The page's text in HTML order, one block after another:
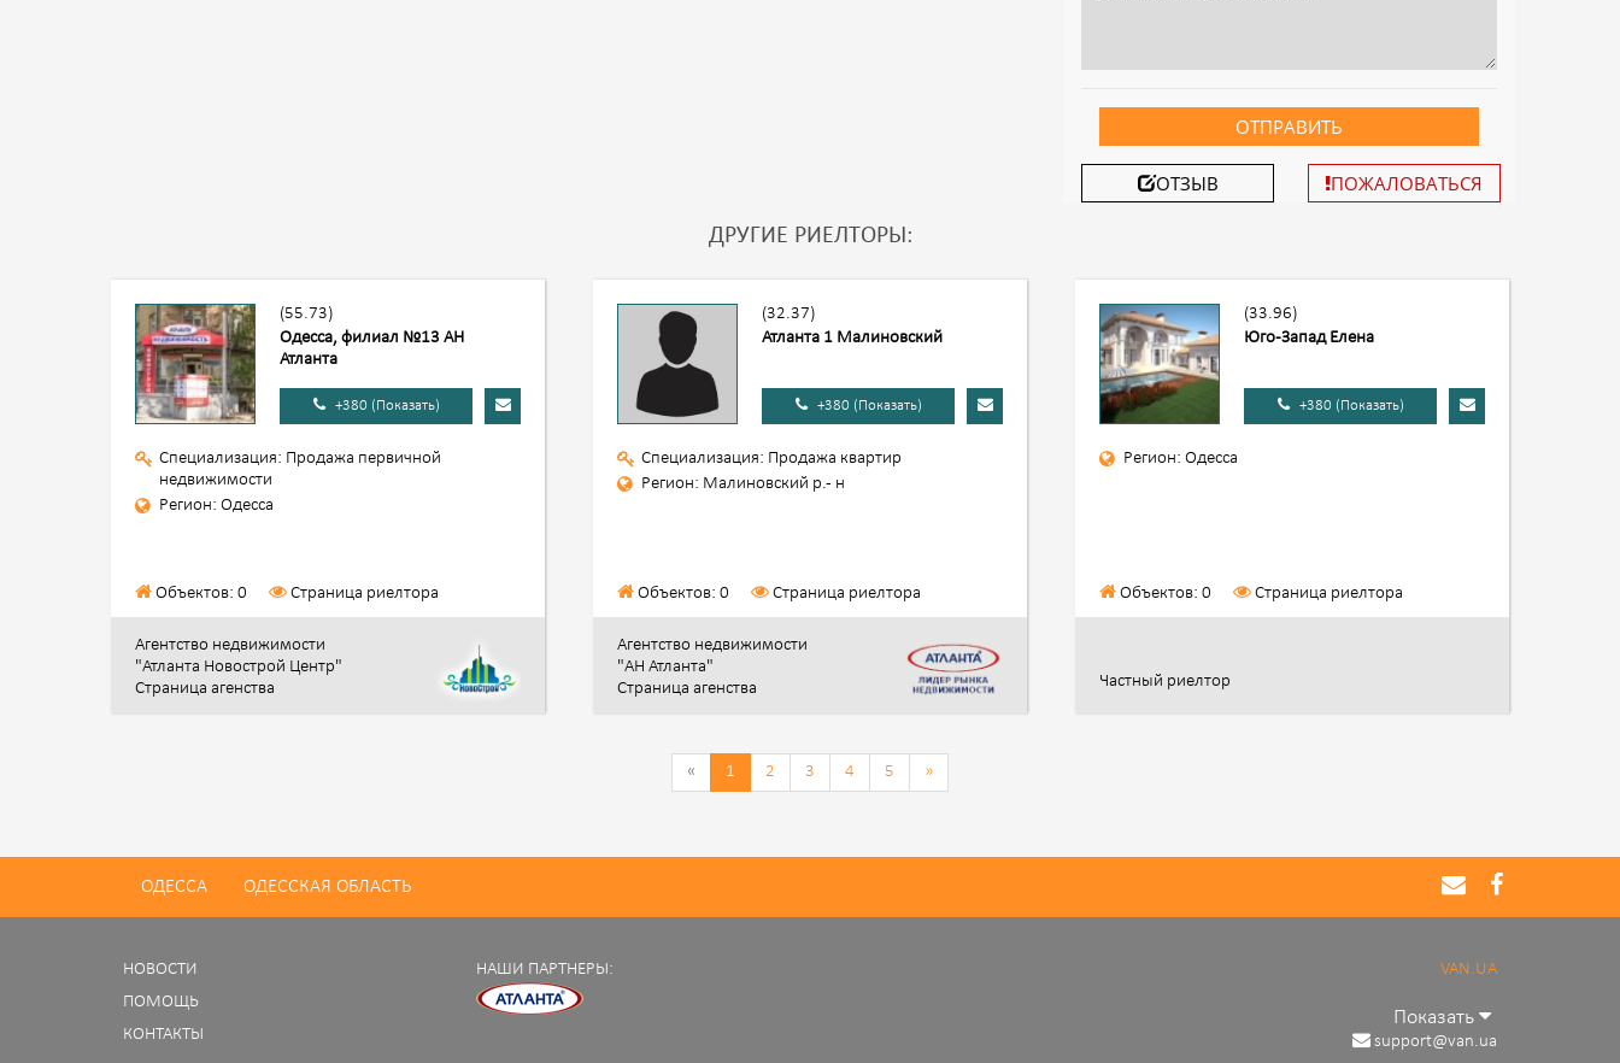
ОТПРАВИТЬ
ОТЗЫВ ПОЖАЛОВАТЬСЯ
ДРУГИЕ РИЕЛТОРЫ:
(55.73)
Одесса, филиал №13 АН
Атланта
+380 (Показать)
Специализация: Продажа первичной
недвижимости
Регион: Одесса
Объектов: 0 Страница риелтора
Агентство недвижимости
"Атланта Новострой Центр"
Страница агенства
(32.37)
Атланта 1 Малиновский
+380 (Показать)
Специализация: Продажа квартир
Регион: Малиновский р.- н
Объектов: 0 Страница риелтора
Агентство недвижимости
"АН Атланта"
Страница агенства
(33.96)
Юго-Запад Елена
+380 (Показать)
Регион: Одесса
Объектов: 0 Страница риелтора
Частный риелтор
« 1 2 3 4 5 »
ОДЕССА ОДЕССКАЯ ОБЛАСТЬ
НОВОСТИ
ПОМОЩЬ
КОНТАКТЫ
НАШИ ПАРТНЕРЫ: VAN.UA
Показать
support@van.ua